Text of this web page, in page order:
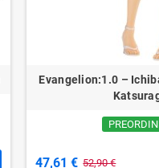
Evangelion:1.0 –
47,61 € 52,90 €